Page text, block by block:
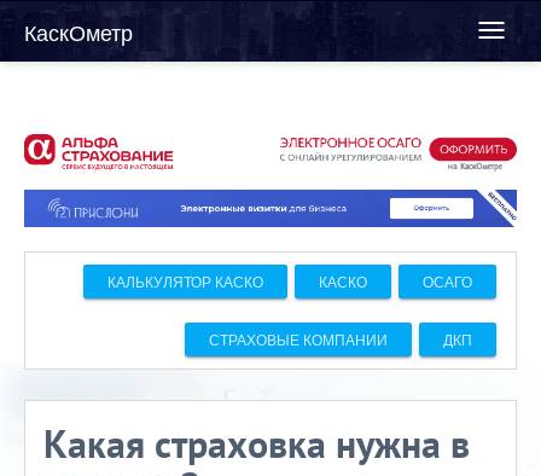
Toggle
КаскОметр
КАЛЬКУЛЯТОР КАСКО КАСКО ОСАГО
СТРАХОВЫЕ КОМПАНИИ ДКП
Какая страховка нужна в